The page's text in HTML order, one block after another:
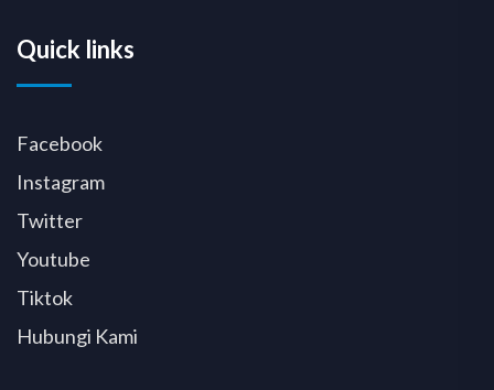
Quick links
Facebook
Instagram
Twitter
Youtube
Tiktok
Hubungi Kami